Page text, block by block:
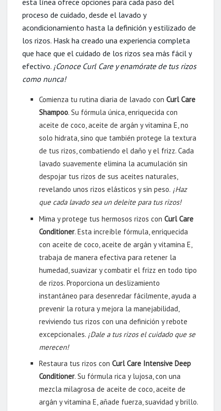
esta línea ofrece opciones para cada paso del
proceso de cuidado, desde el lavado y
acondicionamiento hasta la definición y estilizado de
los rizos. Hask ha creado una experiencia completa
que hace que el cuidado de los rizos sea más fácil y
efectivo. ¡Conoce Curl Care y enamórate de tus rizos
como nunca!
Comienza tu rutina diaria de lavado conCurl Care
Shampoo. Su fórmula única, enriquecida con
aceite de coco, aceite de argán y vitamina E, no
solo hidrata, sino que también protege la textura
de tus rizos, combatiendo el daño y el frizz. Cada
lavado suavemente elimina la acumulación sin
despojar tus rizos de sus aceites naturales,
revelando unos rizos elásticos y sin peso. ¡Haz
que cada lavado sea un deleite para tus rizos!
Mima y protege tus hermosos rizos conCurl Care
Conditioner. Esta increíble fórmula, enriquecida
con aceite de coco, aceite de argán y vitamina E,
trabaja de manera efectiva para retener la
humedad, suavizar y combatir el frizz en todo tipo
de rizos. Proporciona un deslizamiento
instantáneo para desenredar fácilmente, ayuda a
prevenir la rotura y mejora la manejabilidad,
reviviendo tus rizos con una definición y rebote
excepcionales. ¡Dale a tus rizos el cuidado que se
merecen!
Restaura tus rizos conCurl Care Intensive Deep
Conditioner. Su fórmula rica y lujosa, con una
mezcla milagrosa de aceite de coco, aceite de
argán y vitamina E, añade fuerza, suavidad y brillo.